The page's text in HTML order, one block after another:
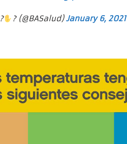
? (@BASalud)January 6, 2021